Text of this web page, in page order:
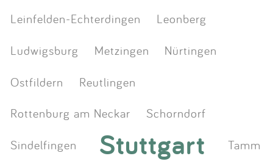
Leinfelden-Echterdingen
Leonberg
Ludwigsburg
Metzingen
Nürtingen
Ostfildern
Reutlingen
Rottenburg am Neckar
Schorndorf
Sindelfingen
Stuttgart
Tamm